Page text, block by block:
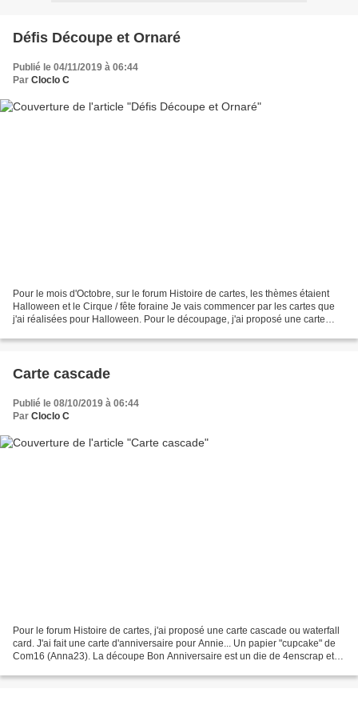
Défis Découpe et Ornaré
Publié le 04/11/2019 à 06:44
Par Cloclo C
Pour le mois d'Octobre, sur le forum Histoire de cartes, les thèmes étaient
Halloween et le Cirque / fête foraine Je vais commencer par les cartes que
j'ai réalisées pour Halloween. Pour le découpage, j'ai proposé une carte
Carte cascade
Publié le 08/10/2019 à 06:44
Par Cloclo C
Pour le forum Histoire de cartes, j'ai proposé une carte cascade ou waterfall
card. J'ai fait une carte d'anniversaire pour Annie... Un papier "cupcake" de
Com16 (Anna23). La découpe Bon Anniversaire est un die de 4enscrap et le